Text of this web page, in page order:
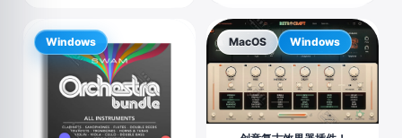
Windows MacOS Windows